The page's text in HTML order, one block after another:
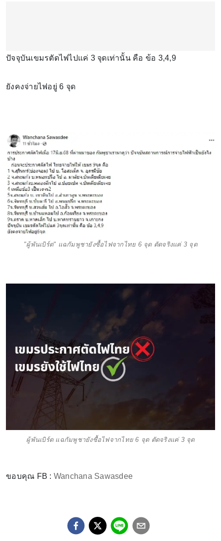
ปัจจุบันเขมรตัดไฟไปแค่ 3 จุดเท่านั้น คือ ข้อ 3,4,9
ยังคงจ่ายไฟอยู่ 6 จุด
"ผู้พันเบิร์ด" แฉกัมพูชายังซื้อไฟจากไทย 6 จุด ตัดจริงแค่ 3 จุด
ผู้พันเบิร์ด แฉกัมพูชายังซื้อไฟจากไทย 6 จุด ตัดจริงแค่ 3 จุด
ขอบคุณ FB : Wanchana Sawasdee